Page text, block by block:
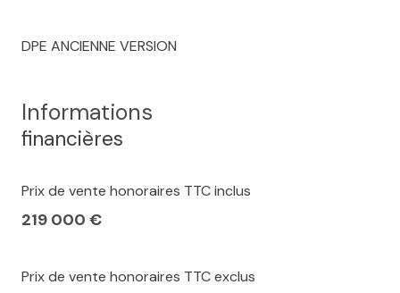
DPE ANCIENNE VERSION
Informations
financières
Prix de vente honoraires TTC inclus
219 000 €
Prix de vente honoraires TTC exclus